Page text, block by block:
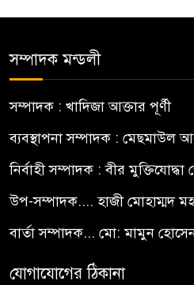
সম্পাদক মন্ডলী
সম্পাদক : খাদিজা আক্তার পূর্ণী
ব্যবস্থাপনা সম্পাদক : মেছমাউল
নির্বাহী সম্পাদক : বীর
উপ-সম্পাদক.... হাজী মোহাম্মদ
বার্তা সম্পাদক... মো: মামুন
যোগাযোগের ঠিকানা